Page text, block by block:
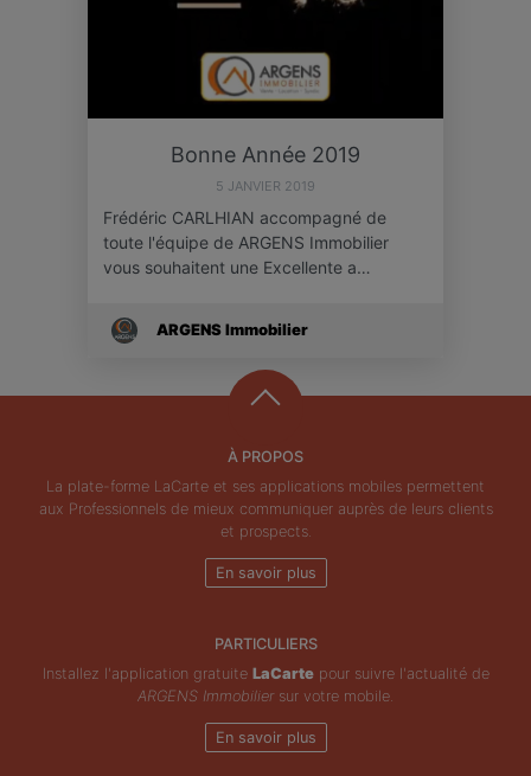
Bonne Année 2019
5 JANVIER 2019
Frédéric CARLHIAN accompagné de
toute l'équipe de ARGENS Immobilier
vous souhaitent une Excellente a…
ARGENS Immobilier
À PROPOS
La plate-forme LaCarte et ses applications mobiles permettent
aux Professionnels de mieux communiquer auprès de leurs clients
et prospects.
En savoir plus
PARTICULIERS
Installez l'application gratuite LaCartepour suivre l'actualité de
ARGENS Immobiliersur votre mobile.
En savoir plus